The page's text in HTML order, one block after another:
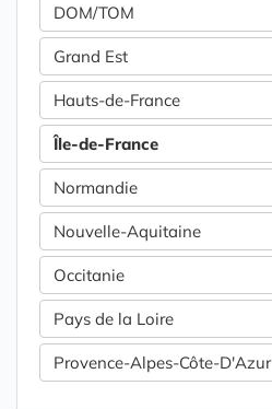
DOM/TOM
Grand Est
Hauts-de-France
Île-de-France
Normandie
Nouvelle-Aquitaine
Occitanie
Pays de la Loire
Provence-Alpes-Côte-D'Azur